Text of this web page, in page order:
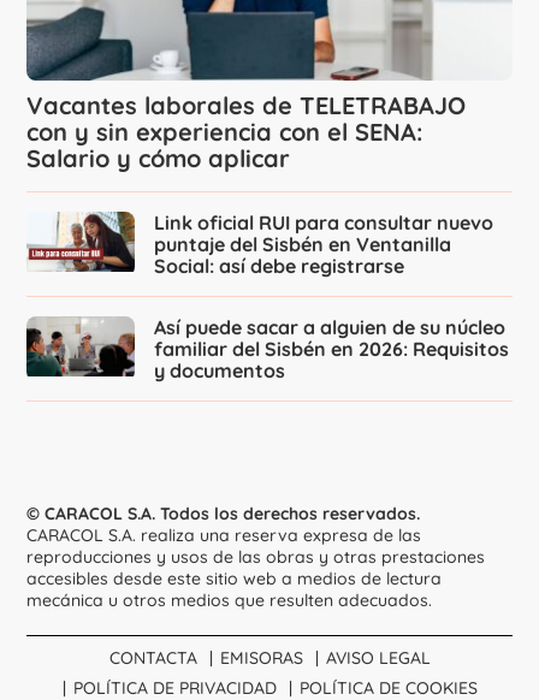
Vacantes laborales de TELETRABAJO
con y sin experiencia con el SENA:
Salario y cómo aplicar
Link oficial RUI para consultar nuevo
puntaje del Sisbén en Ventanilla
Social: así debe registrarse
Así puede sacar a alguien de su núcleo
familiar del Sisbén en 2026: Requisitos
y documentos
© CARACOL S.A. Todos los derechos reservados.
CARACOL S.A. realiza una reserva expresa de las
reproducciones y usos de las obras y otras prestaciones
accesibles desde este sitio web a medios de lectura
mecánica u otros medios que resulten adecuados.
CONTACTA EMISORAS
AVISO LEGAL
POLÍTICA DE PRIVACIDAD
POLÍTICA DE COOKIES